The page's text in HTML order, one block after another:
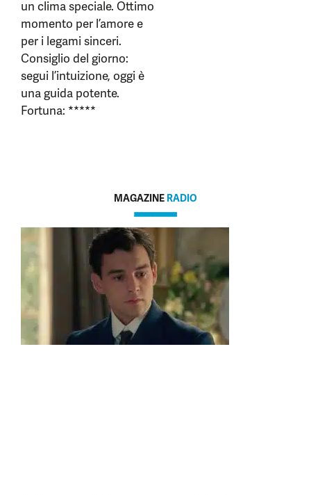
un clima speciale. Ottimo
momento per l’amore e
per i legami sinceri.
Consiglio del giorno:
segui l’intuizione, oggi è
una guida potente.
Fortuna: *****
MAGAZINE RADIO